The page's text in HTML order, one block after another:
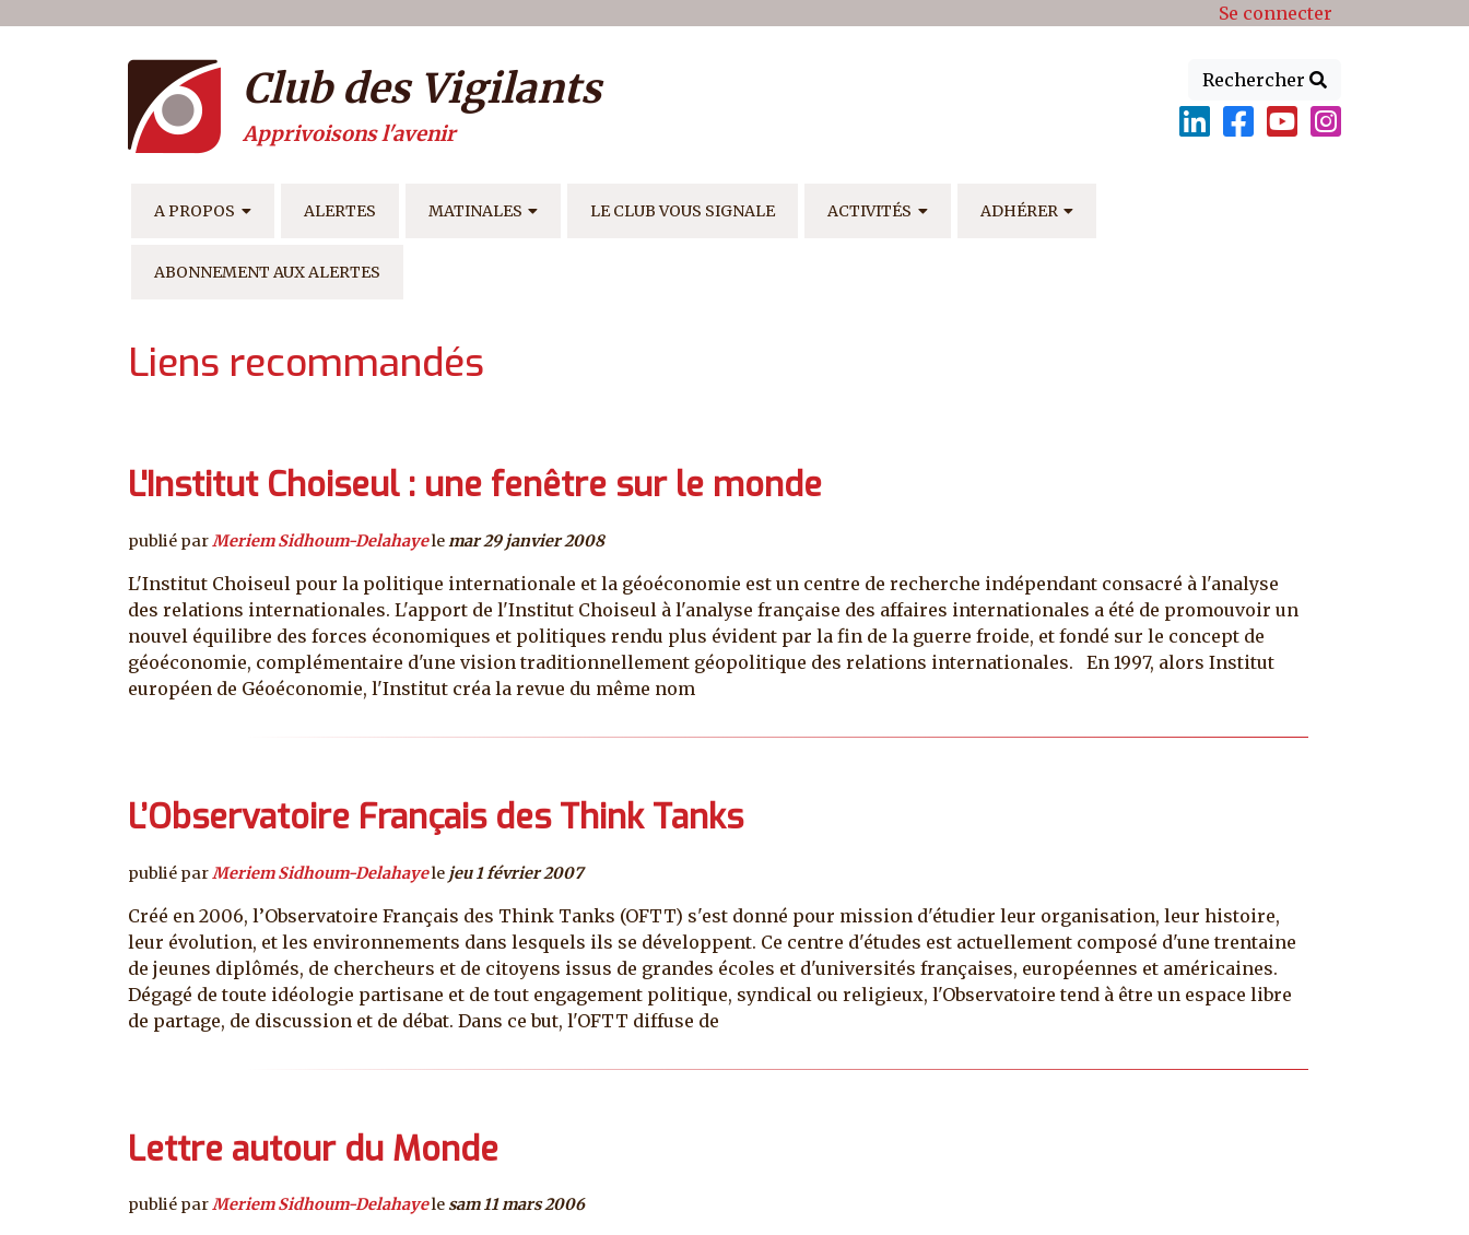
Menu du compte de l'utilisateur Se connecter
Rechercher
Club des Vigilants
Apprivoisons l'avenir
NAVIGATION PRINCIPALE
A PROPOS ALERTES MATINALES LE CLUB VOUS SIGNALE ACTIVITÉS ADHÉRER
ABONNEMENT AUX ALERTES
Liens recommandés
L'Institut Choiseul : une fenêtre sur le monde
publié parMeriem Sidhoum-Delahayelemar 29 janvier 2008
L'Institut Choiseul pour la politique internationale et la géoéconomie est un centre de recherche indépendant consacré à l'analyse
des relations internationales. L'apport de l'Institut Choiseul à l'analyse française des affaires internationales a été de promouvoir un
nouvel équilibre des forces économiques et politiques rendu plus évident par la fin de la guerre froide, et fondé sur le concept de
géoéconomie, complémentaire d'une vision traditionnellement géopolitique des relations internationales. En 1997, alors Institut
européen de Géoéconomie, l'Institut créa la revue du même nom
L’Observatoire Français des Think Tanks
publié parMeriem Sidhoum-Delahayele jeu 1 février 2007
Créé en 2006, l’Observatoire Français des Think Tanks (OFTT) s'est donné pour mission d'étudier leur organisation, leur histoire,
leur évolution, et les environnements dans lesquels ils se développent. Ce centre d'études est actuellement composé d'une trentaine
de jeunes diplômés, de chercheurs et de citoyens issus de grandes écoles et d'universités françaises, européennes et américaines.
Dégagé de toute idéologie partisane et de tout engagement politique, syndical ou religieux, l'Observatoire tend à être un espace libre
de partage, de discussion et de débat. Dans ce but, l'OFTT diffuse de
Lettre autour du Monde
publié parMeriem Sidhoum-Delahayele sam 11 mars 2006